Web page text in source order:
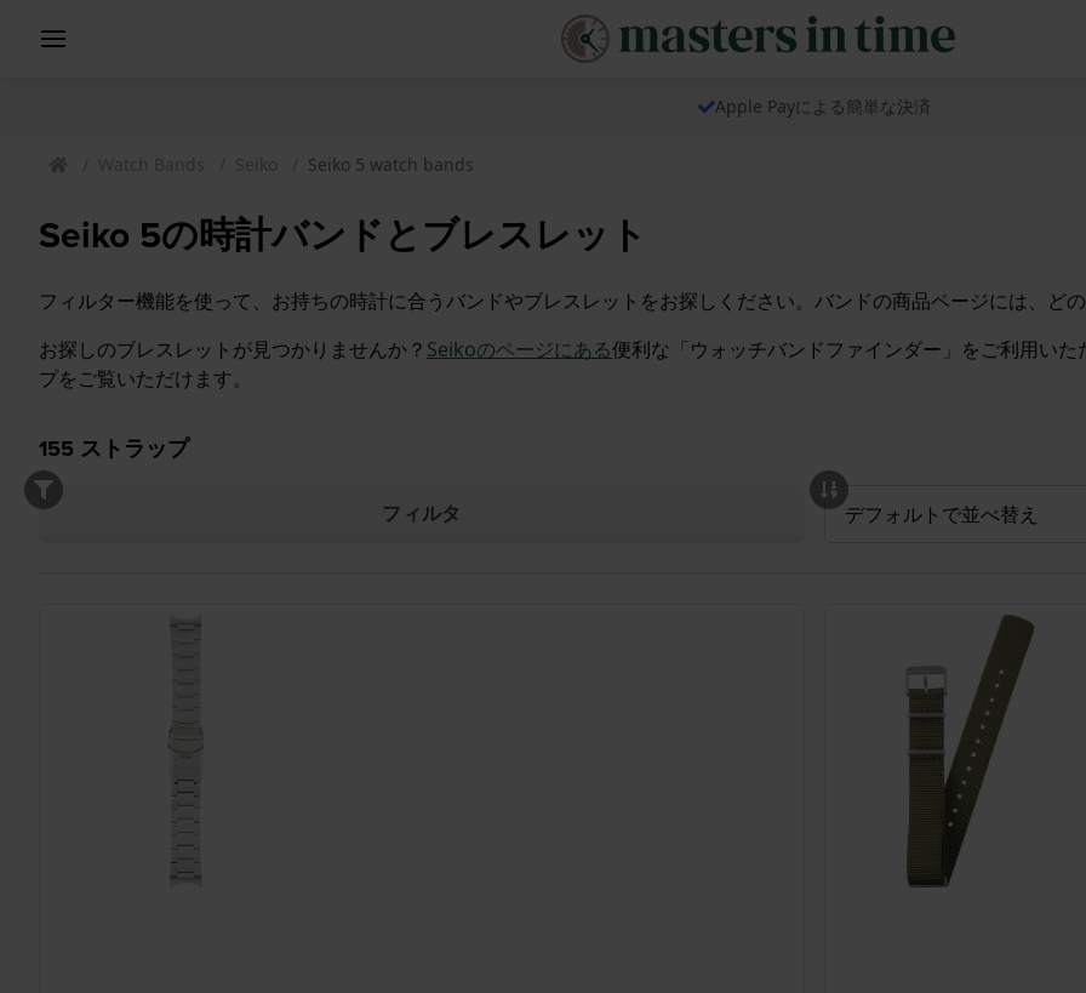
Apple Payによる簡単な決済
Watch Bands Seiko Seiko 5 watch bands
Seiko 5の時計バンドとブレスレット
フィルター機能を使って、お持ちの時計に合うバンドやブレスレットをお探しください。バンドの商品ページには、ど
お探しのブレスレットが見つかりませんか？ Seikoのページにある便利な「ウォッチバンドファインダー」をご利用い
プをご覧いただけます。
155 ストラップ
フィルタ